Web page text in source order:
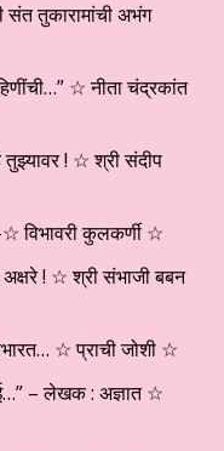
संत तुकारामांची अभंग
☆ नीता चंद्रकांत
! ☆ श्री संदीप
विभावरी कुलकर्णी ☆
! ☆ श्री संभाजी बबन
☆ प्राची जोशी ☆
– लेखक : अज्ञात ☆